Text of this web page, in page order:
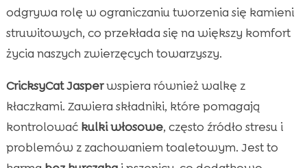
odgrywa rolę w ograniczaniu tworzenia się kamieni
struwitowych, co przekłada się na większy komfort
życia naszych zwierzęcych towarzyszy.
CricksyCat Jasperwspiera również walkę z
kłaczkami. Zawiera składniki, które pomagają
kontrolować kulki włosowe, często źródło stresu i
problemów z zachowaniem toaletowym. Jest to